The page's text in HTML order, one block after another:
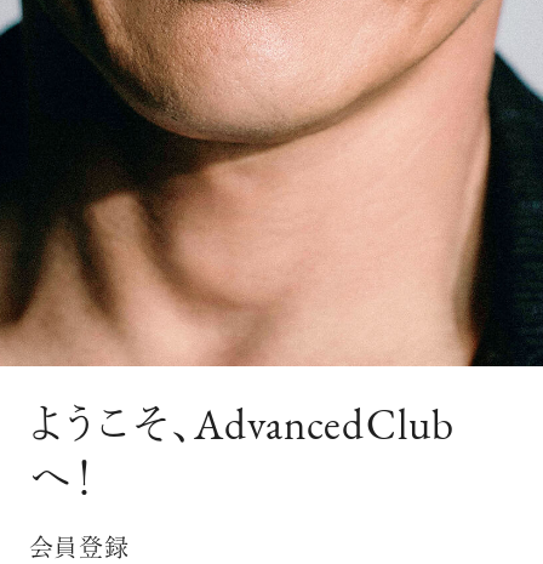
のタブロイドマガジンのご案内もあり、送付手数料のみを
ご負担いただくことでお手元で『AdvancedTime』をお楽し
みいただけます。
登録は無料です。
一緒に『AdvancedTime』を楽しみましょう！
会員登録をする
ようこそ、AdvancedClub
へ！
会員登録